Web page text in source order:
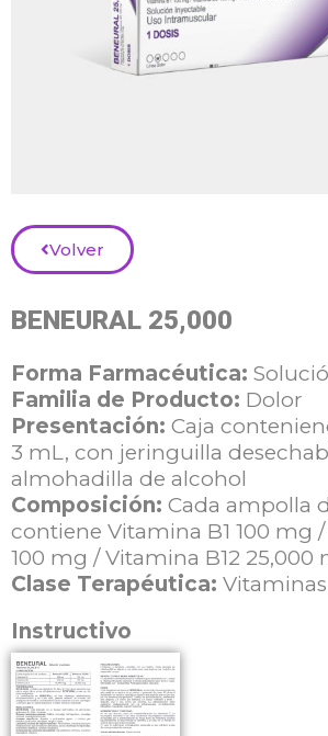
Volver
BENEURAL 25,000
Forma Farmacéutica:
Familia de Producto: Dolor
Presentación: Caja
3 mL, con jeringuilla
almohadilla de alcohol
Composición: Cada ampolla
contiene Vitamina B1 100 mg
100 mg / Vitamina B12 25,000
Clase Terapéutica:
Instructivo